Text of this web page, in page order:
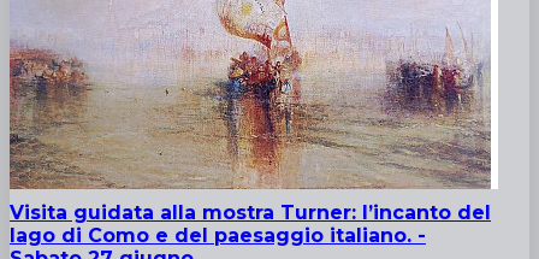
Visita guidata alla mostra Turner: l’incanto del
lago di Como e del paesaggio italiano. -